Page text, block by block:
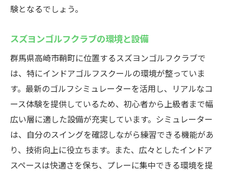
最新ゴルフシミュレーターを駆使したインドア
最新技術を取り入れたシミュレーターとは
リアルなコース体験を可能にするシステム
シミュレーターを使った効果的な練習方法
データ分析によるパフォーマンスの向上
初心者にもわかりやすい操作方法
シミュレーターを使ったレッスンの流れ
仕事帰りに気軽に楽しむインドアゴルフスズヨ
ンゴルフクラブの活用法
験となるでしょう。
スズヨンゴルフクラブの環境と設備
群馬県高崎市鞘町に位置するスズヨンゴルフクラブで
は、特にインドアゴルフスクールの環境が整っていま
す。最新のゴルフシミュレーターを活用し、リアルなコ
ース体験を提供しているため、初心者から上級者まで幅
広い層に適した設備が充実しています。シミュレーター
は、自分のスイングを確認しながら練習できる機能があ
り、技術向上に役立ちます。また、広々としたインドア
スペースは快適さを保ち、プレーに集中できる環境を提